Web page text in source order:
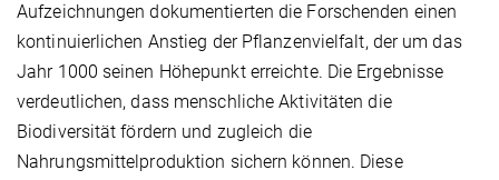
Aufzeichnungen dokumentierten die Forschenden einen
kontinuierlichen Anstieg der Pflanzenvielfalt, der um das
Jahr 1000 seinen Höhepunkt erreichte. Die Ergebnisse
verdeutlichen, dass menschliche Aktivitäten die
Biodiversität fördern und zugleich die
Nahrungsmittelproduktion sichern können. Diese